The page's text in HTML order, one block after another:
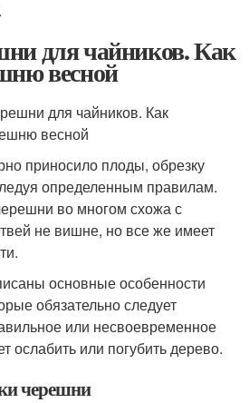
для чайников. Как
весной
приносило плоды, обрезку
определенным правилам.
во многом схожа с
не вишне, но все же имеет
основные особенности
обязательно следует
или несвоевременное
ослабить или погубить дерево.
черешни